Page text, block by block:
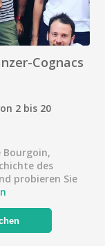
Cognacs
2 bis 20
des
probieren Sie